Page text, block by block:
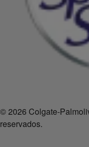
© 2026 Colgate-
reservados.